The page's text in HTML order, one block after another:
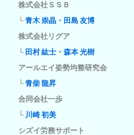
株式会社ＳＳＢ
└青木 崇晶・田島 友博
株式会社リグア
└ 田村 紘士・森本 光樹
アールエイ姿勢均整研究会
└青柴 龍昇
合同会社一歩
└ 川崎 初美
シズイ労務サポート